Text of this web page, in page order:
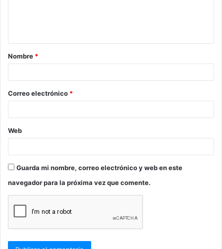
a
r
*
Nombre *
Correo electrónico *
Web
Guarda mi nombre, correo electrónico y web en este
navegador para la próxima vez que comente.